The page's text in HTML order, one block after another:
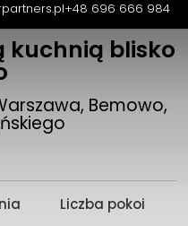
+48 696 666 984
kuchnią blisko
Bemowo,
Liczba pokoi